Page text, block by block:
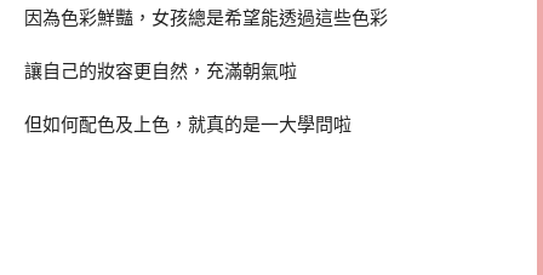
因為色彩鮮豔，女孩總是希望能透過這些色彩
讓自己的妝容更自然，充滿朝氣啦
但如何配色及上色，就真的是一大學問啦